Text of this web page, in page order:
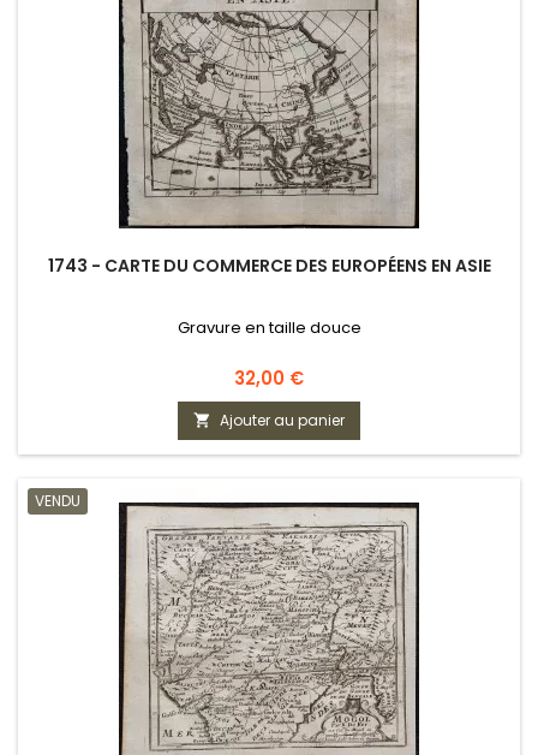
1743 - CARTE DU COMMERCE DES EUROPÉENS EN ASIE
Gravure en taille douce
Prix
32,00 €
 Ajouter au panier
VENDU